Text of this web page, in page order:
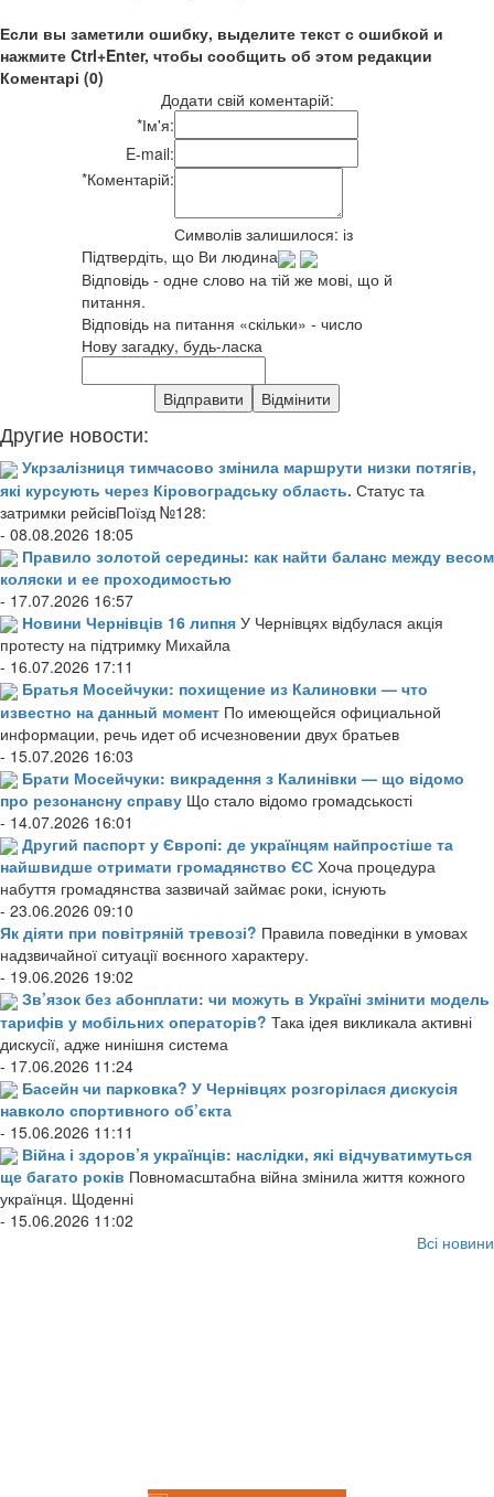
Если вы заметили ошибку, выделите текст с ошибкой и
нажмите Ctrl+Enter, чтобы сообщить об этом редакции
Коментарі (0)
Додати свій коментарій:
*Ім'я:
E-mail:
*Коментарій:
Символів залишилося: із
Підтвердіть, що Ви людина
Відповідь - одне слово на тій же мові, що й
питання.
Відповідь на питання «скільки» - число
Нову загадку, будь-ласка
Другие новости:
Укрзалізниця тимчасово змінила маршрути низки потягів,
які курсують через Кіровоградську область. Статус та
затримки рейсівПоїзд №128:
- 08.08.2026 18:05
Правило золотой середины: как найти баланс между весом
коляски и ее проходимостью
- 17.07.2026 16:57
Новини Чернівців 16 липня У Чернівцях відбулася акція
протесту на підтримку Михайла
- 16.07.2026 17:11
Братья Мосейчуки: похищение из Калиновки — что
известно на данный момент По имеющейся официальной
информации, речь идет об исчезновении двух братьев
- 15.07.2026 16:03
Брати Мосейчуки: викрадення з Калинівки — що відомо
про резонансну справу Що стало відомо громадськості
- 14.07.2026 16:01
Другий паспорт у Європі: де українцям найпростіше та
найшвидше отримати громадянство ЄС Хоча процедура
набуття громадянства зазвичай займає роки, існують
- 23.06.2026 09:10
Як діяти при повітряній тревозі? Правила поведінки в умовах
надзвичайної ситуації воєнного характеру.
- 19.06.2026 19:02
Зв’язок без абонплати: чи можуть в Україні змінити модель
тарифів у мобільних операторів? Така ідея викликала активні
дискусії, адже нинішня система
- 17.06.2026 11:24
Басейн чи парковка? У Чернівцях розгорілася дискусія
навколо спортивного об’єкта
- 15.06.2026 11:11
Війна і здоров’я українців: наслідки, які відчуватимуться
ще багато років Повномасштабна війна змінила життя кожного
українця. Щоденні
- 15.06.2026 11:02
Всі новини